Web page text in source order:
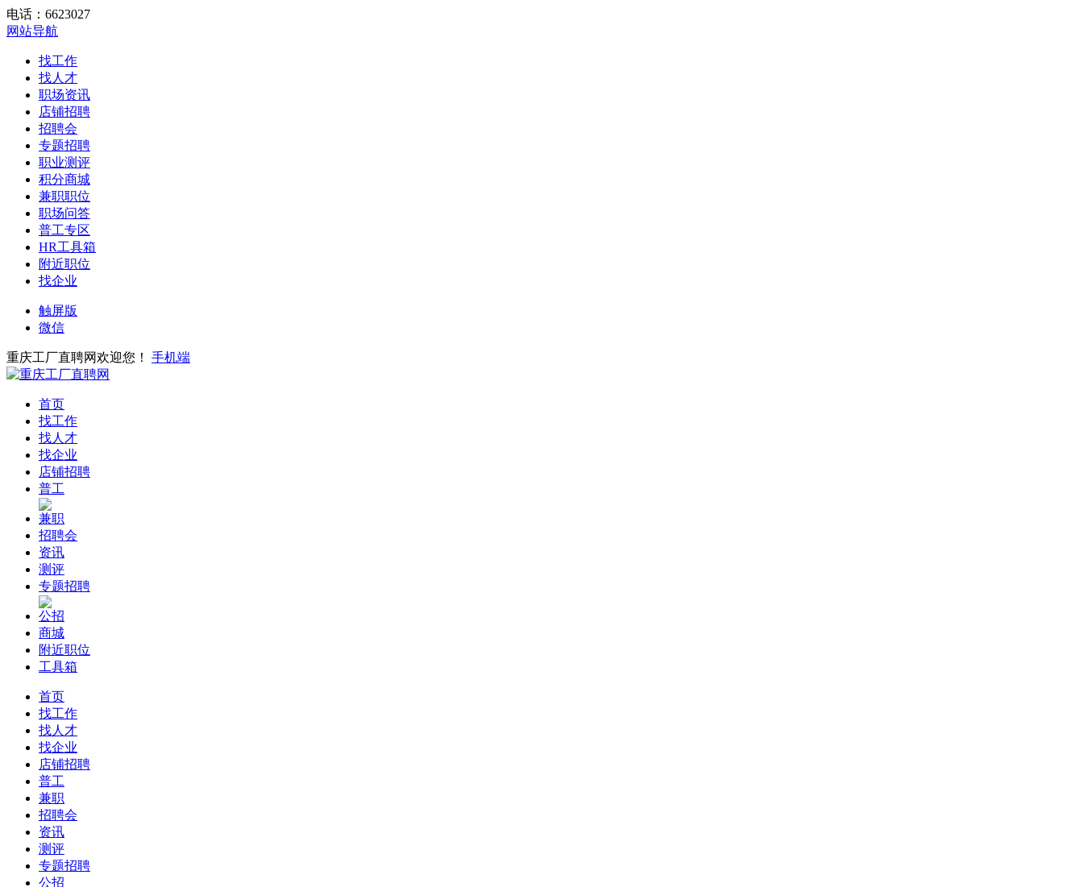
电话：6623027
网站导航
找工作
找人才
职场资讯
店铺招聘
招聘会
专题招聘
职业测评
积分商城
兼职职位
职场问答
普工专区
HR工具箱
附近职位
找企业
触屏版
微信
重庆工厂直聘网欢迎您！ 手机端
首页
找工作
找人才
找企业
店铺招聘
普工
兼职
招聘会
资讯
测评
专题招聘
公招
商城
附近职位
工具箱
首页
找工作
找人才
找企业
店铺招聘
普工
兼职
招聘会
资讯
测评
专题招聘
公招